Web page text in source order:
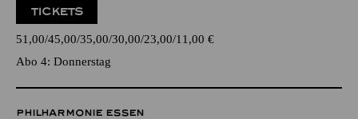
Abo 4: Donnerstag
PHILHARMONIE ESSEN
Freitag
16.04.2027